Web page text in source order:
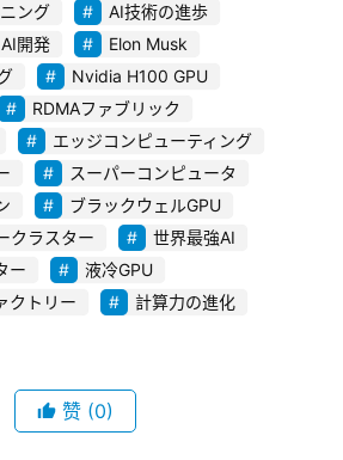
ング
AI技術の進歩
AI開発
Elon Musk
Nvidia H100 GPU
RDMAファブリック
エッジコンピューティング
スーパーコンピュータ
ブラックウェルGPU
クラスター
世界最強AI
ー
液冷GPU
クトリー
計算力の進化
赞 (0)